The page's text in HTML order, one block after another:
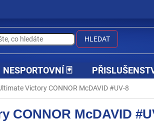
HLEDAT
NESPORTOVNÍ 🃏
Victory CONNOR McDAVID #UV-8
CONNOR McDAVID